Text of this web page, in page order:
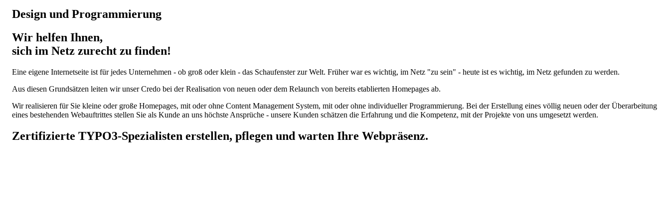
Design und Programmierung
Wir helfen Ihnen,
sich im Netz zurecht zu finden!
Eine eigene Internetseite ist für jedes Unternehmen - ob groß oder klein - das Schaufenster zur Welt. Früher war es wichtig, im Netz "zu sein" - heute ist es wichtig, im Netz gefunden zu werden.
Aus diesen Grundsätzen leiten wir unser Credo bei der Realisation von neuen oder dem Relaunch von bereits etablierten Homepages ab.
Wir realisieren für Sie kleine oder große Homepages, mit oder ohne Content Management System, mit oder ohne individueller Programmierung. Bei der Erstellung eines völlig neuen oder der Überarbeitung
eines bestehenden Webauftrittes stellen Sie als Kunde an uns höchste Ansprüche - unsere Kunden schätzen die Erfahrung und die Kompetenz, mit der Projekte von uns umgesetzt werden.
Zertifizierte TYPO3-Spezialisten erstellen, pflegen und warten Ihre Webpräsenz.